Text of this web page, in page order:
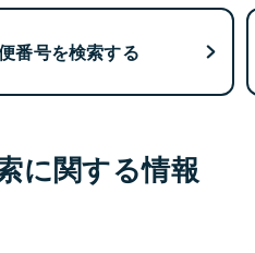
番号を検索する
に関する情報